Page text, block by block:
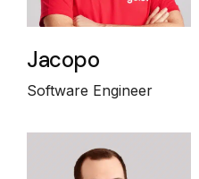
Jacopo
Software Engineer